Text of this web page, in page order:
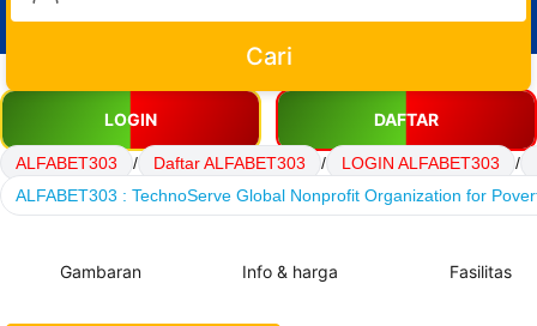
Cari
LOGIN DAFTAR
ALFABET303 / Daftar ALFABET303 / LOGIN ALFABET303 /
ALFABET303 : TechnoServe Global Nonprofit Organization for
Gambaran Info & harga Fasilitas